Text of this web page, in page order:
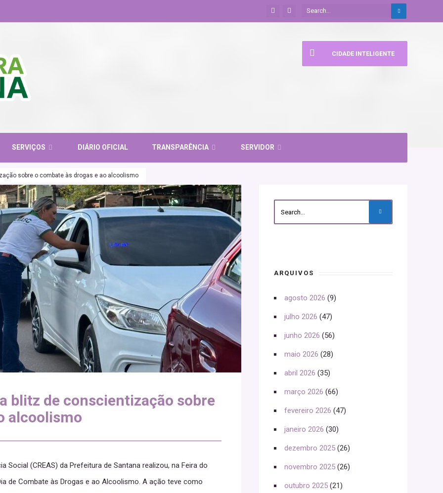
SERVIÇOS DIÁRIO OFICIAL TRANSPARÊNCIA SERVIDOR
CIDADE INTELIGENTE
sobre o combate às drogas e ao alcoolismo
blitz de conscientização sobre
alcoolismo
Social (CREAS) da Prefeitura de Santana realizou, na Feira do
de Combate às Drogas e ao Alcoolismo. A ação teve como
ARQUIVOS
agosto 2026 (9)
julho 2026 (47)
junho 2026 (56)
maio 2026 (28)
abril 2026 (35)
março 2026 (66)
fevereiro 2026 (47)
janeiro 2026 (30)
dezembro 2025 (26)
novembro 2025 (26)
outubro 2025 (21)